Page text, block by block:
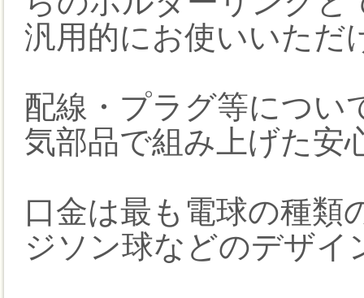
汎用的にお使いいただ
配線・プラグ等につい
気部品で組み上げた安
口金は最も電球の種類
ジソン球などのデザ